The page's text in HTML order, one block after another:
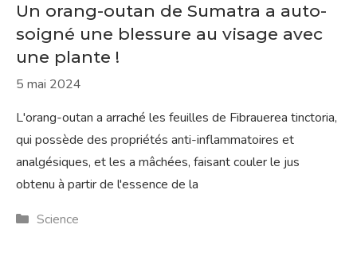
Un orang-outan de Sumatra a auto-
soigné une blessure au visage avec
une plante !
5 mai 2024
L'orang-outan a arraché les feuilles de Fibrauerea tinctoria,
qui possède des propriétés anti-inflammatoires et
analgésiques, et les a mâchées, faisant couler le jus
obtenu à partir de l'essence de la
Catégories
Science